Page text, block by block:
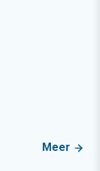
Meer